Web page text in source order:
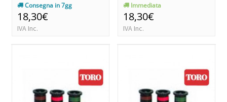
Consegna in 7gg
18,30€
IVA Inc.
Immediata
18,30€
IVA Inc.